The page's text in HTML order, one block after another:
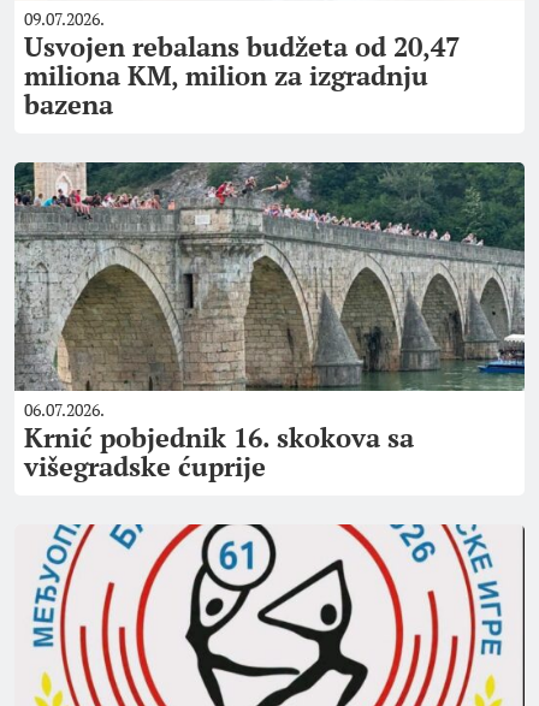
09.07.2026.
Usvojen rebalans budžeta od 20,47
miliona KM, milion za izgradnju
bazena
06.07.2026.
Krnić pobjednik 16. skokova sa
višegradske ćuprije